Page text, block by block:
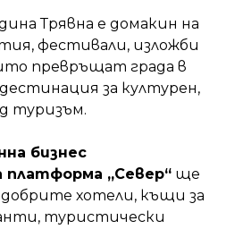
Трявна е домакин на
фестивали, изложби
превръщат града в
за културен,
туризъм.
бизнес
„Север“ ще
хотели, къщи за
туристически